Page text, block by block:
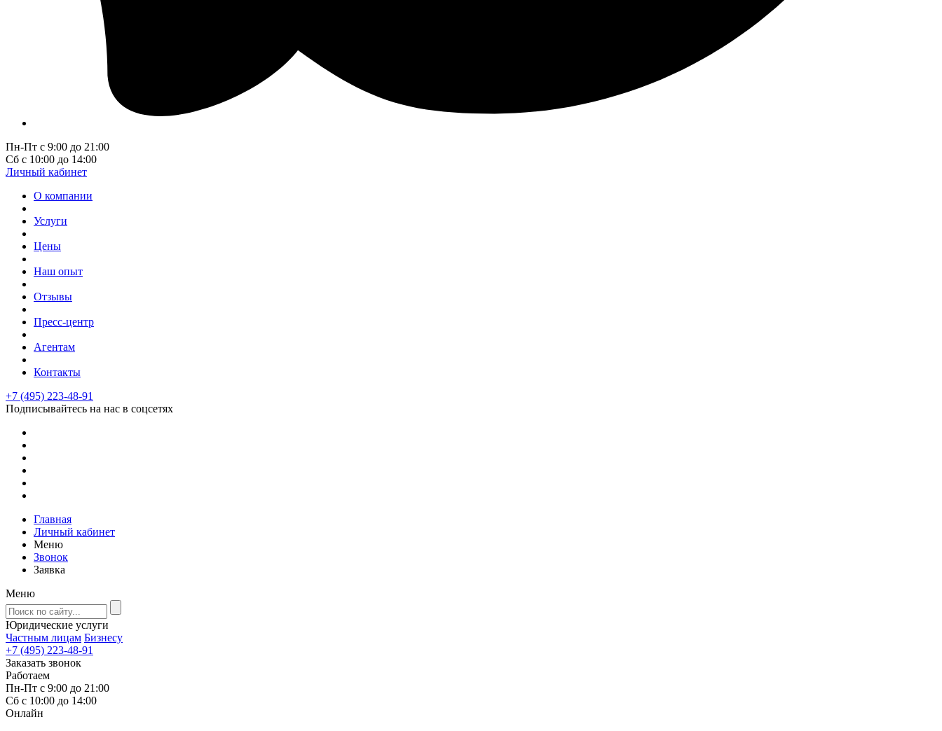
Пн-Пт с 9:00 до 21:00
Сб с 10:00 до 14:00
Личный кабинет
О компании
Услуги
Цены
Наш опыт
Отзывы
Пресс-центр
Агентам
Контакты
+7 (495) 223-48-91
Подписывайтесь на нас в соцсетях
Главная
Личный кабинет
Меню
Звонок
Заявка
Меню
Юридические услуги
Частным лицам Бизнесу
+7 (495) 223-48-91
Заказать звонок
Работаем
Пн-Пт с 9:00 до 21:00
Сб с 10:00 до 14:00
Онлайн